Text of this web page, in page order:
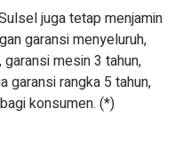
juga tetap menjamin
garansi menyeluruh,
mesin 3 tahun,
garansi rangka 5 tahun,
konsumen. (*)